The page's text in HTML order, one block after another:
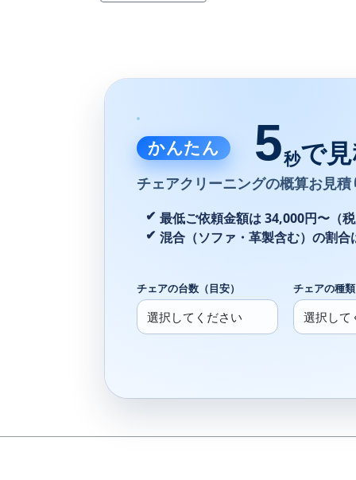
かんたん 5秒で
チェアクリーニングの概算お見
最低ご依頼金額は 34,000円〜（
混合（ソファ・革製含む）の割
チェアの台数（目安） チェアの種類